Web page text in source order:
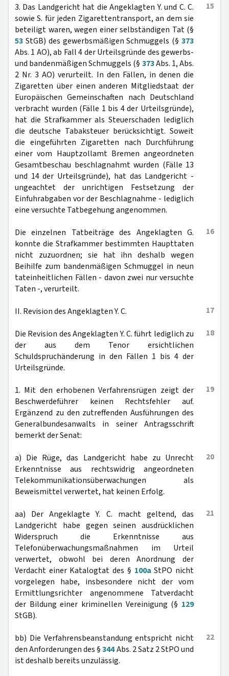
15
3. Das Landgericht hat die Angeklagten Y. und C. C.
sowie S. für jeden Zigarettentransport, an dem sie
beteiligt waren, wegen einer selbständigen Tat (§
53 StGB) des gewerbsmäßigen Schmuggels (§ 373
Abs. 1 AO), ab Fall 4 der Urteilsgründe des gewerbs-
und bandenmäßigen Schmuggels (§ 373Abs. 1, Abs.
2 Nr. 3 AO) verurteilt. In den Fällen, in denen die
Zigaretten über einen anderen Mitgliedstaat der
Europäischen Gemeinschaften nach Deutschland
verbracht wurden (Fälle 1 bis 4 der Urteilsgründe),
hat die Strafkammer als Steuerschaden lediglich
die deutsche Tabaksteuer berücksichtigt. Soweit
die eingeführten Zigaretten nach Durchführung
einer vom Hauptzollamt Bremen angeordneten
Gesamtbeschau beschlagnahmt wurden (Fälle 13
und 14 der Urteilsgründe), hat das Landgericht -
ungeachtet der unrichtigen Festsetzung der
Einfuhrabgaben vor der Beschlagnahme - lediglich
eine versuchte Tatbegehung angenommen.
16
Die einzelnen Tatbeiträge des Angeklagten G.
konnte die Strafkammer bestimmten Haupttaten
nicht zuzuordnen; sie hat ihn deshalb wegen
Beihilfe zum bandenmäßigen Schmuggel in neun
tateinheitlichen Fällen - davon zwei nur versuchte
Taten -, verurteilt.
17
II. Revision des Angeklagten Y. C.
18
Die Revision des Angeklagten Y. C. führt lediglich zu
der aus dem Tenor ersichtlichen
Schuldspruchänderung in den Fällen 1 bis 4 der
Urteilsgründe.
19
1. Mit den erhobenen Verfahrensrügen zeigt der
Beschwerdeführer keinen Rechtsfehler auf.
Ergänzend zu den zutreffenden Ausführungen des
Generalbundesanwalts in seiner Antragsschrift
bemerkt der Senat:
20
a) Die Rüge, das Landgericht habe zu Unrecht
Erkenntnisse aus rechtswidrig angeordneten
Telekommunikationsüberwachungen als
Beweismittel verwertet, hat keinen Erfolg.
21
aa) Der Angeklagte Y. C. macht geltend, das
Landgericht habe gegen seinen ausdrücklichen
Widerspruch die Erkenntnisse aus
Telefonüberwachungsmaßnahmen im Urteil
verwertet, obwohl bei deren Anordnung der
Verdacht einer Katalogtat des § 100a StPO nicht
vorgelegen habe, insbesondere nicht der vom
Ermittlungsrichter angenommene Tatverdacht
der Bildung einer kriminellen Vereinigung (§ 129
StGB).
22
bb) Die Verfahrensbeanstandung entspricht nicht
den Anforderungen des §344Abs. 2 Satz 2 StPO und
ist deshalb bereits unzulässig.